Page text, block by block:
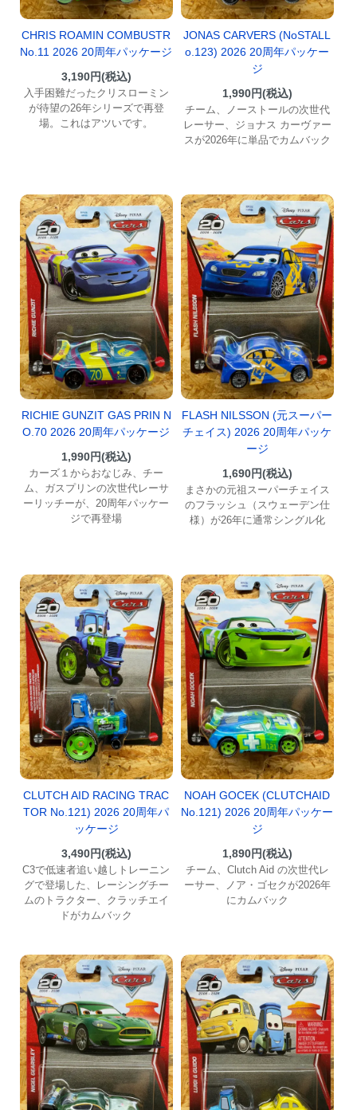
CHRIS ROAMIN COMBUSTR
No.11 2026 20周年パッケージ
3,190円(税込)
入手困難だったクリスローミン
が待望の26年シリーズで再登
場。これはアツいです。
JONAS CARVERS (NoSTALL
o.123) 2026 20周年パッケー
ジ
1,990円(税込)
チーム、ノーストールの次世代
レーサー、ジョナス カーヴァー
スが2026年に単品でカムバック
RICHIE GUNZIT GAS PRIN N
O.70 2026 20周年パッケージ
1,990円(税込)
カーズ１からおなじみ、チー
ム、ガスプリンの次世代レーサ
ーリッチーが、20周年パッケー
ジで再登場
FLASH NILSSON (元スーパー
チェイス) 2026 20周年パッケ
ージ
1,690円(税込)
まさかの元祖スーパーチェイス
のフラッシュ（スウェーデン仕
様）が26年に通常シングル化
CLUTCH AID RACING TRAC
TOR No.121) 2026 20周年パ
ッケージ
3,490円(税込)
C3で低速者追い越しトレーニン
グで登場した、レーシングチー
ムのトラクター、クラッチエイ
ドがカムバック
NOAH GOCEK (CLUTCHAID
No.121) 2026 20周年パッケー
ジ
1,890円(税込)
チーム、Clutch Aid の次世代レ
ーサー、ノア・ゴセクが2026年
にカムバック